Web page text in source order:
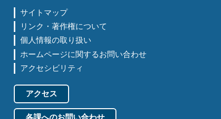
サイトマップ
リンク・著作権について
個人情報の取り扱い
ホームページに関するお問い合わせ
アクセシビリティ
アクセス